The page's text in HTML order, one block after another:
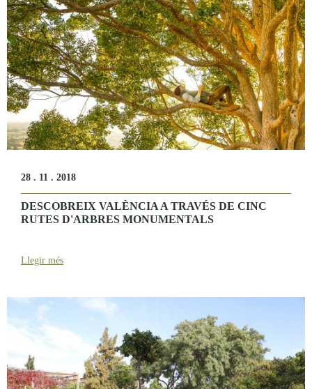
28 . 11 . 2018
DESCOBREIX VALÈNCIA A TRAVÉS DE CINC
RUTES D'ARBRES MONUMENTALS
Llegir més